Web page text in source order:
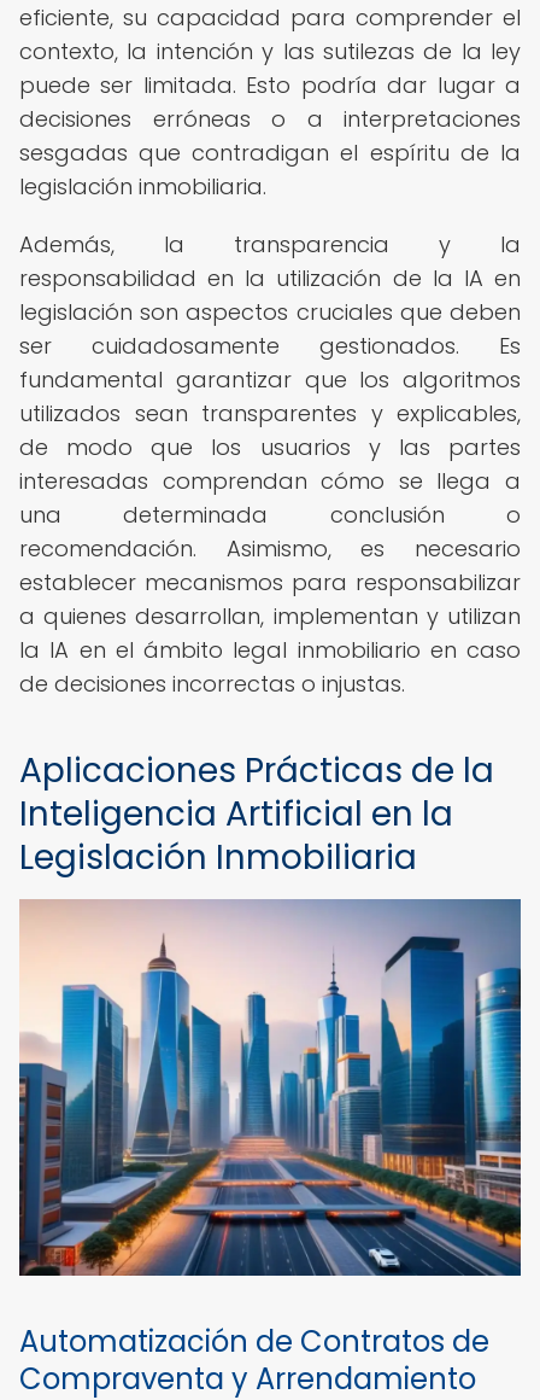
eficiente, su capacidad para comprender el
contexto, la intención y las sutilezas de la ley
puede ser limitada. Esto podría dar lugar a
decisiones erróneas o a interpretaciones
sesgadas que contradigan el espíritu de la
legislación inmobiliaria.
Además, la transparencia y la
responsabilidad en la utilización de la IA en
legislación son aspectos cruciales que deben
ser cuidadosamente gestionados. Es
fundamental garantizar que los algoritmos
utilizados sean transparentes y explicables,
de modo que los usuarios y las partes
interesadas comprendan cómo se llega a
una determinada conclusión o
recomendación. Asimismo, es necesario
establecer mecanismos para responsabilizar
a quienes desarrollan, implementan y utilizan
la IA en el ámbito legal inmobiliario en caso
de decisiones incorrectas o injustas.
Aplicaciones Prácticas de la
Inteligencia Artificial en la
Legislación Inmobiliaria
Automatización de Contratos de
Compraventa y Arrendamiento